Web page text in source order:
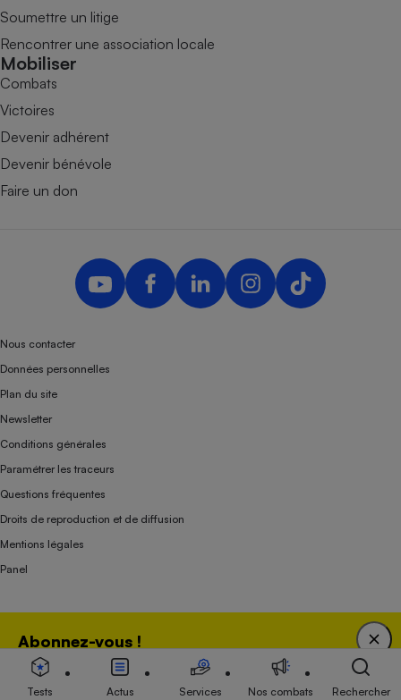
Abonnez-vous !
Bénéficiez d'une expertise unique tout en soutenant
une association 100 % indépendante de l'Etat, des
Soumettre un litige
Rencontrer une association locale
Mobiliser
Combats
Victoires
Devenir adhérent
Devenir bénévole
Faire un don
Nous contacter
Données personnelles
Plan du site
Newsletter
Conditions générales
Paramétrer les traceurs
Questions fréquentes
Droits de reproduction et de diffusion
Mentions légales
Panel
Association indépendante de l’État, des syndicats, des producteurs et des
distributeurs depuis 1951.
Tests Actus Services Nos combats Rechercher